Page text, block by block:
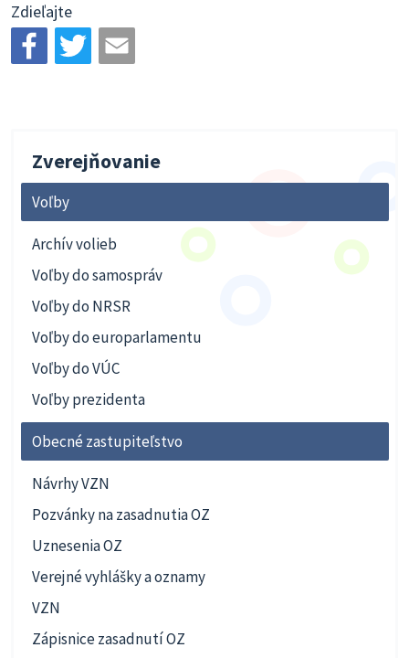
Zdieľajte
Zverejňovanie
Voľby
Archív volieb
Voľby do samospráv
Voľby do NRSR
Voľby do europarlamentu
Voľby do VÚC
Voľby prezidenta
Obecné zastupiteľstvo
Návrhy VZN
Pozvánky na zasadnutia OZ
Uznesenia OZ
Verejné vyhlášky a oznamy
VZN
Zápisnice zasadnutí OZ